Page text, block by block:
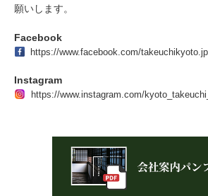
願いします。
Facebook
https://www.facebook.com/takeuchikyoto.jp
Instagram
https://www.instagram.com/